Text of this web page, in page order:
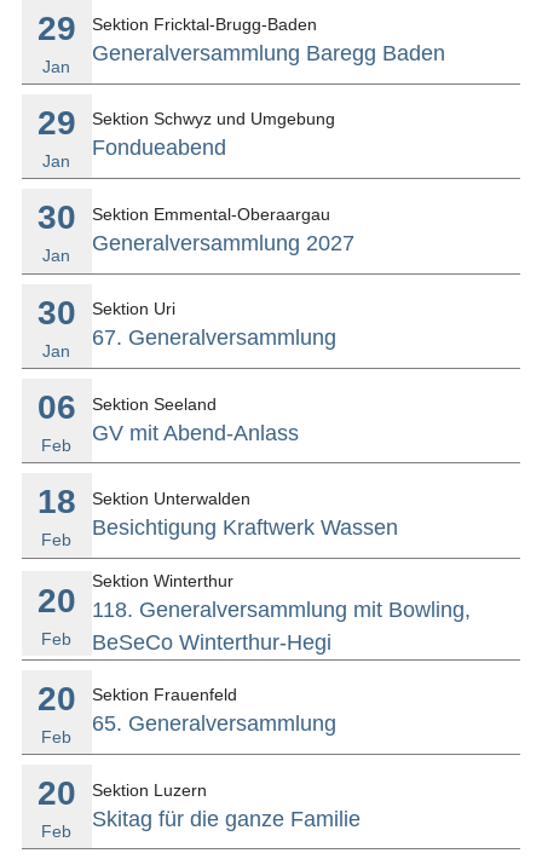
29
Jan
Sektion Fricktal-Brugg-Baden
Generalversammlung Baregg Baden
29
Jan
Sektion Schwyz und Umgebung
Fondueabend
30
Jan
Sektion Emmental-Oberaargau
Generalversammlung 2027
30
Jan
Sektion Uri
67. Generalversammlung
06
Feb
Sektion Seeland
GV mit Abend-Anlass
18
Feb
Sektion Unterwalden
Besichtigung Kraftwerk Wassen
20
Feb
Sektion Winterthur
118. Generalversammlung mit Bowling,
BeSeCo Winterthur-Hegi
20
Feb
Sektion Frauenfeld
65. Generalversammlung
20
Feb
Sektion Luzern
Skitag für die ganze Familie